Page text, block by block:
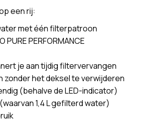
een rij:
met één filterpatroon
PURE PERFORMANCE
je aan tijdig filtervervangen
zonder het deksel te verwijderen
(behalve de LED-indicator)
1,4 L gefilterd water)